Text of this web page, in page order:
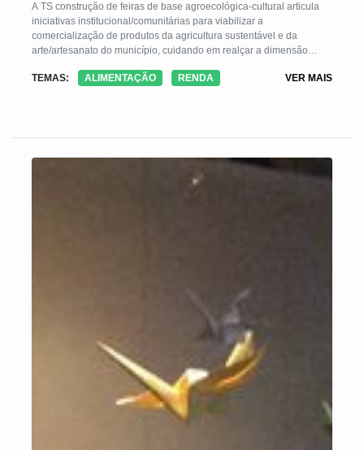
A TS construção de feiras de base agroecológica-cultural articula
iniciativas institucional/comunitárias para viabilizar a
comercialização de produtos da agricultura sustentável e da
arte/artesanato do município, cuidando em realçar a dimensão
pensamento complexo; metodologias horizontais de trabalho;
da arte/artesanato, empoderamento de mulheres, melhoria da
TEMAS: ALIMENTAÇÃO RENDA VER MAIS